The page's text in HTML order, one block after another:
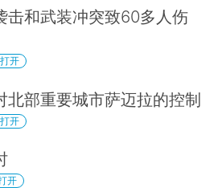
击和武装冲突致60多人伤
开
北部重要城市萨迈拉的控制
开
开